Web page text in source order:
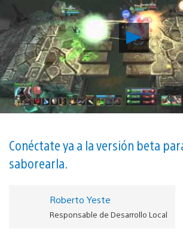
La
MOBA
Pirates:
Treasure
Hunters
para
Conéctate ya a la versión beta
saborearla.
Roberto Yeste
Responsable de Desarrollo Local